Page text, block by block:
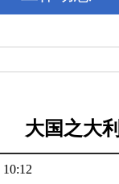
大国之大